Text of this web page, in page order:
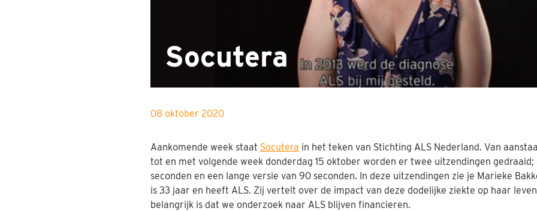
Socutera
08 oktober 2020
Aankomende week staat Socutera in het teken van Stichting ALS Nederland. Van
tot en met volgende week donderdag 15 oktober worden er twee uitzendingen
seconden en een lange versie van 90 seconden. In deze uitzendingen zie je Marieke
is 33 jaar en heeft ALS. Zij vertelt over de impact van deze dodelijke ziekte op haar
belangrijk is dat we onderzoek naar ALS blijven financieren.